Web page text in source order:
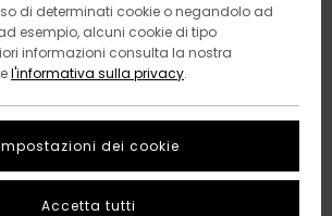
di determinati cookie o negandolo ad
esempio, alcuni cookie di tipo
informazioni consulta la nostra
el'informativa sulla privacy.
dei cookie
Accetta tutti